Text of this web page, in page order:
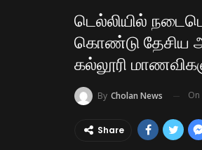
டெல்லியில்
கொண்டு தேசிய
கல்லூரி
By Cholan News On
Share